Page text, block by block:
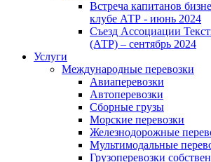
Встреча капитанов
клубе АТР - июнь 2024
Съезд Ассоциации
(АТР) – сентябрь 2024
Услуги
Международные перевозки
Авиаперевозки
Автоперевозки
Сборные грузы
Морские перевозки
Железнодорожные
Мультимодальные
Грузоперевозки